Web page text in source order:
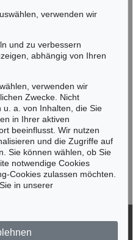
verpassen!
rechtzeitig.
anmelden >
verwenden wir
und zu verbessern
abhängig von Ihren
verwenden wir
Zwecke. Nicht
a. von Inhalten, die Sie
in Ihrer aktiven
beeinflusst. Wir nutzen
und die Zugriffe auf
Sie können wählen, ob Sie
notwendige Cookies
Cookies zulassen möchten.
in unserer